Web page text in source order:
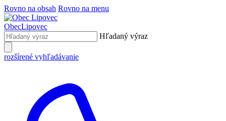
Rovno na obsah Rovno na menu
ObecLipovec
Hľadaný výraz
rozšírené vyhľadávanie